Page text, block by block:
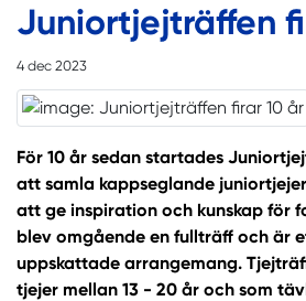
Juniortjejträffen
4 dec 2023
För 10 år sedan startades
att samla kappseglande
att ge inspiration och kunskap för
blev omgående en fullträff och är
uppskattade arrangemang.
tjejer mellan 13 - 20 år och som